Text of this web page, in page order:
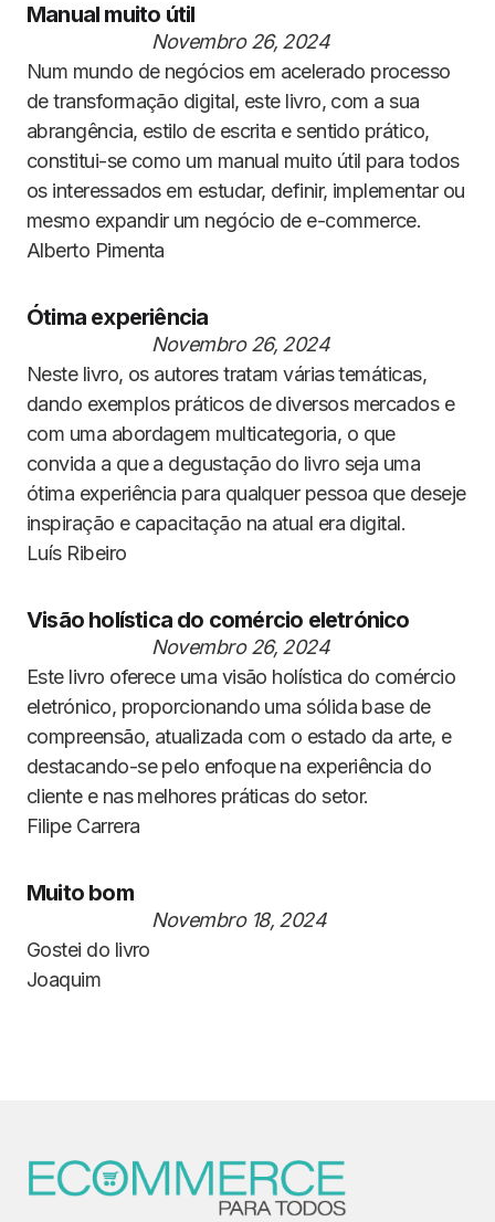
Manual muito útil
Novembro 26, 2024
Num mundo de negócios em acelerado processo
de transformação digital, este livro, com a sua
abrangência, estilo de escrita e sentido prático,
constitui-se como um manual muito útil para todos
os interessados em estudar, definir, implementar ou
mesmo expandir um negócio de e-commerce.
Alberto Pimenta
Ótima experiência
Novembro 26, 2024
Neste livro, os autores tratam várias temáticas,
dando exemplos práticos de diversos mercados e
com uma abordagem multicategoria, o que
convida a que a degustação do livro seja uma
ótima experiência para qualquer pessoa que deseje
inspiração e capacitação na atual era digital.
Luís Ribeiro
Visão holística do comércio eletrónico
Novembro 26, 2024
Este livro oferece uma visão holística do comércio
eletrónico, proporcionando uma sólida base de
compreensão, atualizada com o estado da arte, e
destacando-se pelo enfoque na experiência do
cliente e nas melhores práticas do setor.
Filipe Carrera
Muito bom
Novembro 18, 2024
Gostei do livro
Joaquim